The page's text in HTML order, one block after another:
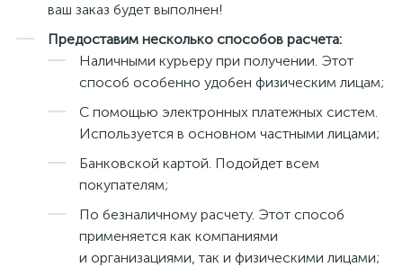
ваш заказ будет выполнен!
Предоставим несколько способов расчета:
Наличными курьеру при получении. Этот
способ особенно удобен физическим лицам;
С помощью электронных платежных систем.
Используется в основном частными лицами;
Банковской картой. Подойдет всем
покупателям;
По безналичному расчету. Этот способ
применяется как компаниями
и организациями, так и физическими лицами;